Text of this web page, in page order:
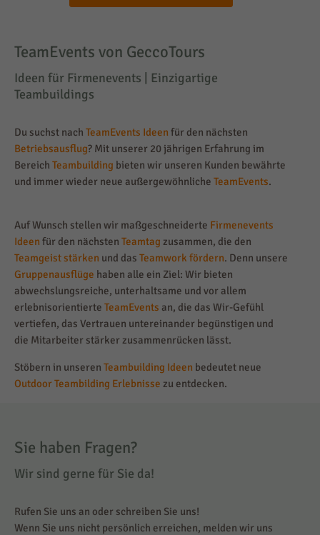
TeamEvents von GeccoTours
Ideen für Firmenevents | Einzigartige
Teambuildings
Du suchst nach TeamEvents Ideen für den nächsten
Betriebsausflug? Mit unserer 20 jährigen Erfahrung im
Bereich Teambuilding bieten wir unseren Kunden bewährte
und immer wieder neue außergewöhnliche TeamEvents.
Auf Wunsch stellen wir maßgeschneiderte Firmenevents
Ideen für den nächsten Teamtag zusammen, die den
Teamgeist stärken und das Teamwork fördern. Denn unsere
Gruppenausflüge haben alle ein Ziel: Wir bieten
abwechslungsreiche, unterhaltsame und vor allem
erlebnisorientierte TeamEvents an, die das Wir-Gefühl
vertiefen, das Vertrauen untereinander begünstigen und
die Mitarbeiter stärker zusammenrücken lässt.
Stöbern in unseren Teambuilding Ideen bedeutet neue
Outdoor Teambilding Erlebnisse zu entdecken.
Sie haben Fragen?
Wir sind gerne für Sie da!
Rufen Sie uns an oder schreiben Sie uns!
Wenn Sie uns nicht persönlich erreichen, melden wir uns